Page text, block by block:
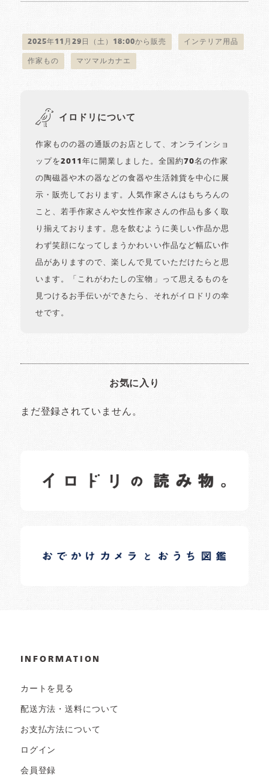
2025年11月29日（土）18:00から販売 インテリア用品
作家もの マツマルカナエ
イロドリについて
作家ものの器の通販のお店として、オンラインショ
ップを2011年に開業しました。全国約70名の作家
の陶磁器や木の器などの食器や生活雑貨を中心に展
示・販売しております。人気作家さんはもちろんの
こと、若手作家さんや女性作家さんの作品も多く取
り揃えております。息を飲むように美しい作品か思
わず笑顔になってしまうかわいい作品など幅広い作
品がありますので、楽しんで見ていただけたらと思
います。「これがわたしの宝物」って思えるものを
見つけるお手伝いができたら、それがイロドリの幸
せです。
お気に入り
まだ登録されていません。
日常の様子など随時更新中です。
日常の様子など随時更新中です。
INFORMATION
カートを見る
配送方法・送料について
お支払方法について
ログイン
会員登録